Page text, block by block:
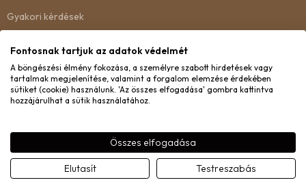
Gyakori kérdések
Garancia
Csere és visszaküldés
Kapcsolat
INFORMÁCIÓ
Rólunk
Fontosnak tartjuk az adatok védelmét
A böngészési élmény fokozása, a személyre szabott hirdetések vagy
tartalmak megjelenítése, valamint a forgalom elemzése érdekében
sütiket (cookie) használunk. 'Az összes elfogadása' gombra kattintva
hozzájárulhat a sütik használatához.
Összes elfogadása
Elutasít Testreszabás